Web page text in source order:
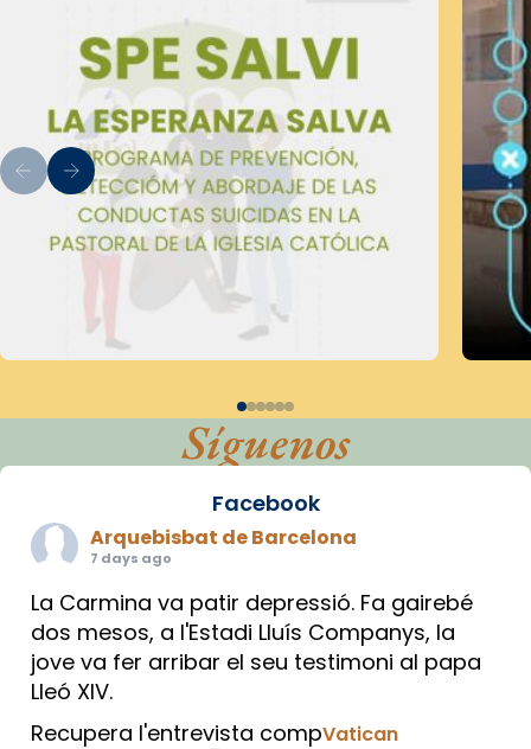
Síguenos
Facebook
Arquebisbat de Barcelona
7 days ago
La Carmina va patir depressió. Fa gairebé
dos mesos, a l'Estadi Lluís Companys, la
jove va fer arribar el seu testimoni al papa
Lleó XIV.
Recupera l'entrevista compVatican